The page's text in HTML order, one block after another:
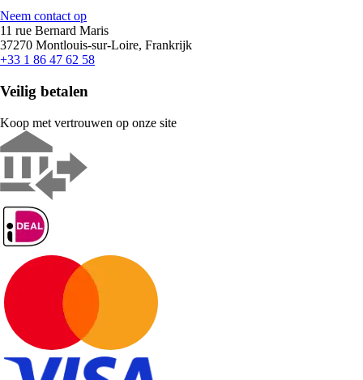
Neem contact op
11 rue Bernard Maris
37270 Montlouis-sur-Loire, Frankrijk
+33 1 86 47 62 58
Veilig betalen
Koop met vertrouwen op onze site